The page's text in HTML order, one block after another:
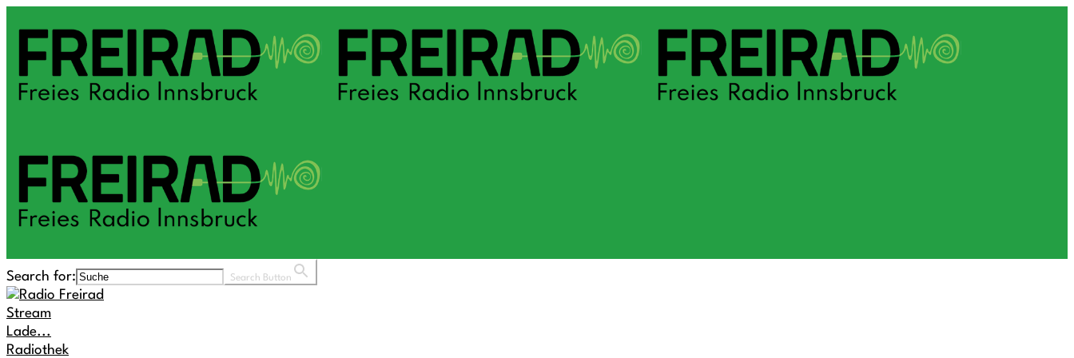
Search for: Search Button
Stream
Lade...
Radiothek